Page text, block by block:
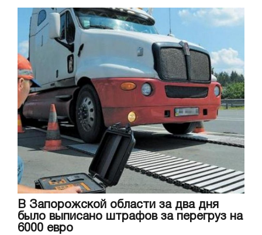
В Запорожской области за два дня
было выписано штрафов за перегруз на
6000 евро